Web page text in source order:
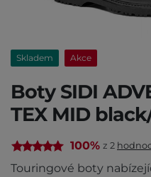
Skladem Akce
Boty SIDI
TEX MID
100% z 2
Touringové boty